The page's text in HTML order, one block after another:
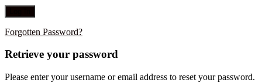
Forgotten Password?
Retrieve your password
Please enter your username or email address to reset your password.